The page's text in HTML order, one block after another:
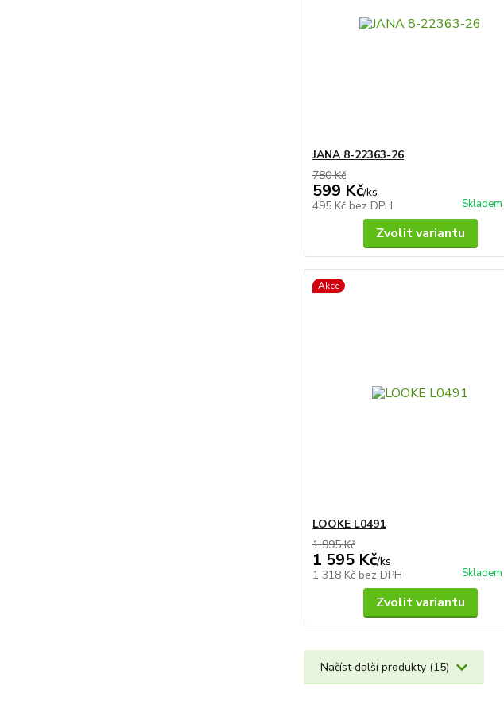
JANA 8-22363-26
780 Kč
599 Kč/ks
495 Kč bez DPH
Zvolit variantu
Akce
LOOKE L0491
1 995 Kč
1 595 Kč/ks
1 318 Kč bez DPH
Zvolit variantu
Načíst další produkty (15)